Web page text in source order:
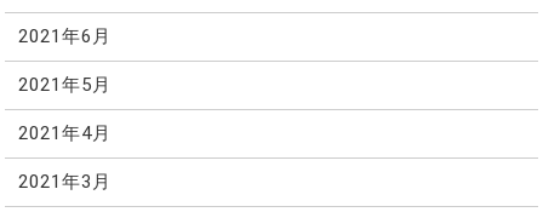
2021年6月
2021年5月
2021年4月
2021年3月